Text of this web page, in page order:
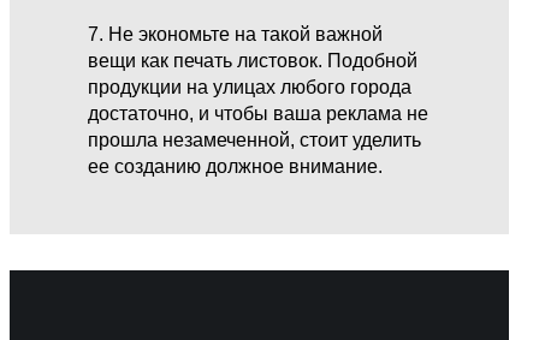
7. Не экономьте на такой важной
вещи как печать листовок. Подобной
продукции на улицах любого города
достаточно, и чтобы ваша реклама не
прошла незамеченной, стоит уделить
ее созданию должное внимание.